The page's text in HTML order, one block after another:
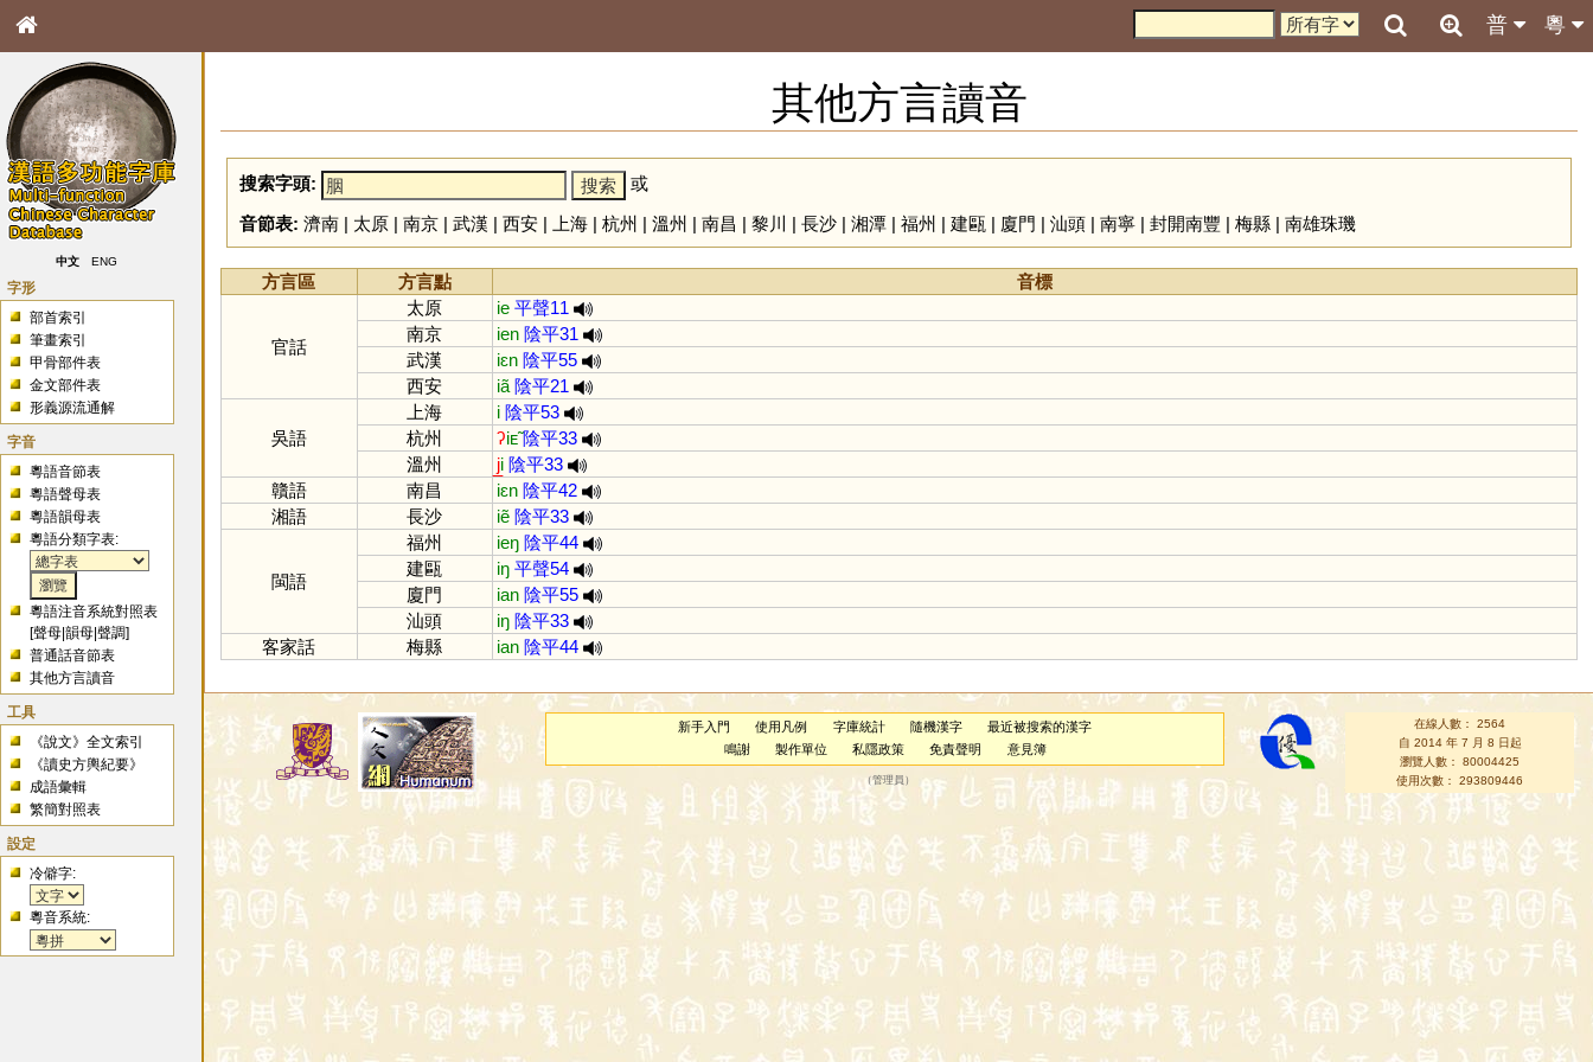
粵
普
中文 ENG
字形
部首索引
筆畫索引
甲骨部件表
金文部件表
形義源流通解
字音
粵語音節表
粵語聲母表
粵語韻母表
粵語分類字表:
粵語注音系統對照表
[聲母 |韻母 |聲調]
普通話音節表
其他方言讀音
工具
《說文》全文索引
《讀史方輿紀要》
成語彙輯
繁簡對照表
設定
冷僻字:
粵音系統:
其他方言讀音
搜索字頭:
或
音節表: 濟南| 太原| 南京| 武漢 | 西安| 上海| 杭州 | 溫州 | 南昌 | 黎川 | 長沙| 湘潭| 福州 | 建甌 | 廈門 | 汕頭| 南寧| 封開南豐 | 梅縣| 南雄珠璣
方言區 方言點 音標
官話
太原 ie 平聲11
南京
ien 陰平31
武漢
iɛn 陰平55
西安
iã 陰平21
吳語
上海 i 陰平53
杭州
ʔiᴇ̃ 陰平33
溫州
j̲i 陰平33
贛語
南昌 iɛn 陰平42
湘語
長沙 iẽ 陰平33
閩語
福州 ieŋ 陰平44
建甌
iŋ 平聲54
廈門
ian 陰平55
汕頭
iŋ 陰平33
客家話
梅縣 ian 陰平44
新手入門 使用凡例 字庫統計 隨機漢字
最近被搜索的漢字
鳴謝
製作單位 私隱政策 免責聲明 意見簿
（管理員 ）
在線人數： 2564
自 2014 年 7 月 8 日起
瀏覽人數： 80004425
使用次數： 293809446